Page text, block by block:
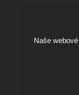
Naše